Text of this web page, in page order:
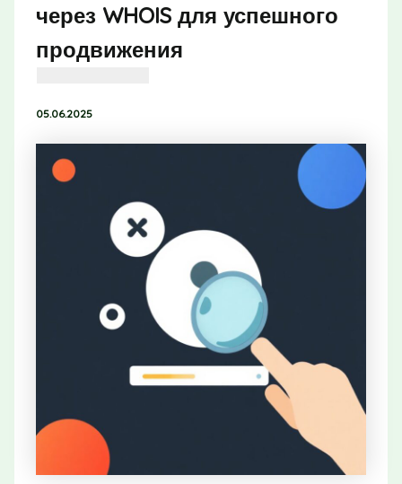
через WHOIS для успешного
продвижения
05.06.2025